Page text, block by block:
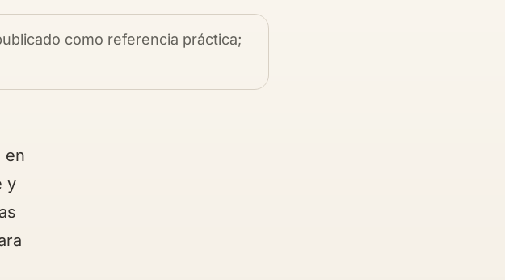
como referencia práctica;
en
y